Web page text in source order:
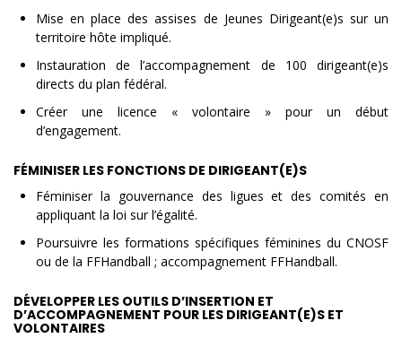
Mise en place des assises de Jeunes Dirigeant(e)s sur un
territoire hôte impliqué.
Instauration de l’accompagnement de 100 dirigeant(e)s
directs du plan fédéral.
Créer une licence « volontaire » pour un début
d’engagement.
FÉMINISER LES FONCTIONS DE DIRIGEANT(E)S
Féminiser la gouvernance des ligues et des comités en
appliquant la loi sur l’égalité.
Poursuivre les formations spécifiques féminines du CNOSF
ou de la FFHandball ; accompagnement FFHandball.
DÉVELOPPER LES OUTILS D’INSERTION ET
D’ACCOMPAGNEMENT POUR LES DIRIGEANT(E)S ET
VOLONTAIRES